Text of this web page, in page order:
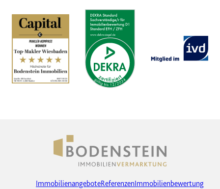
ImmobilienangeboteReferenzen Immobilienbewertung